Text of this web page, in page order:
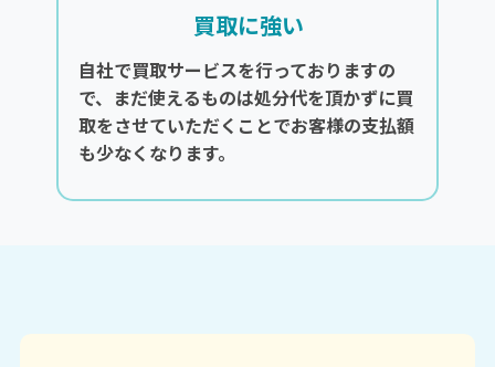
買取に強い
自社で買取サービスを行っておりますの
で、まだ使えるものは処分代を頂かずに買
取をさせていただくことでお客様の支払額
も少なくなります。